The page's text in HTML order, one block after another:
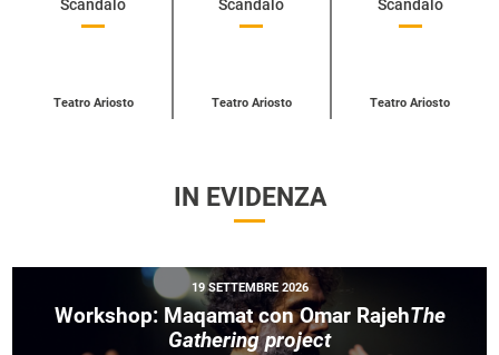
Scandalo
Teatro Ariosto
Scandalo
Teatro Ariosto
Scandalo
Teatro Ariosto
IN EVIDENZA
19 SETTEMBRE 2026
Workshop: Maqamat con Omar RajehThe
Gathering project